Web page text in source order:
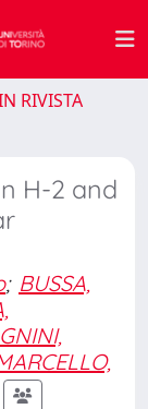
RIVISTA
H-2 and
; BUSSA,